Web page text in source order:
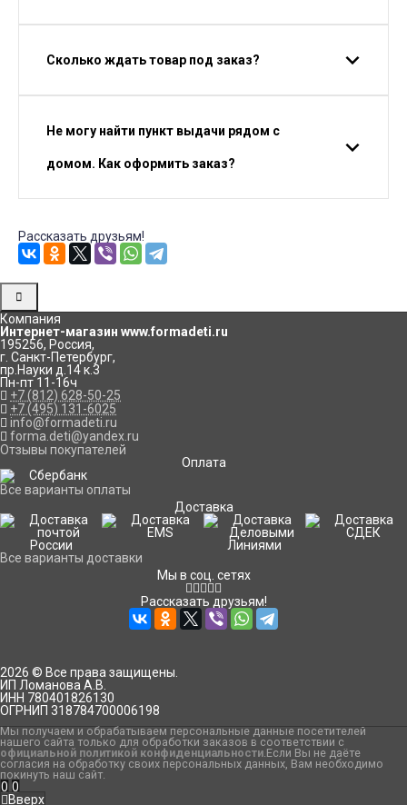
Сколько ждать товар под заказ?
Не могу найти пункт выдачи рядом с
домом. Как оформить заказ?
Рассказать друзьям!
Компания
Интернет-магазин www.formadeti.ru
195256, Россия,
г. Санкт-Петербург,
пр.Науки д.14 к.3
Пн-пт 11-16ч
+7 (812) 628-50-25
+7 (495) 131-6025
info@formadeti.ru
forma.deti@yandex.ru
Отзывы покупателей
Оплата
Все варианты оплаты
Доставка
Все варианты доставки
Мы в соц. сетях
Рассказать друзьям!
2026 © Все права защищены.
ИП Ломанова А.В.
ИНН 780401826130
ОГРНИП 318784700006198
Мы получаем и обрабатываем персональные данные посетителей
нашего сайта только для обработки заказов в соответствии с
официальной политикой конфиденциальности.Если Вы не даёте
согласия на обработку своих персональных данных, Вам необходимо
покинуть наш сайт.
0 0
Вверх